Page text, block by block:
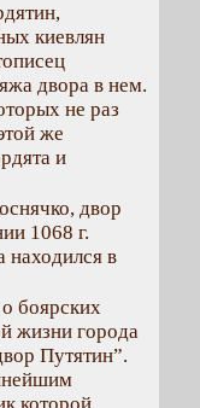
киевлян
двора в нем.
не раз
же
и
двор
1068 г.
находился в
боярских
жизни города
Путятин”.